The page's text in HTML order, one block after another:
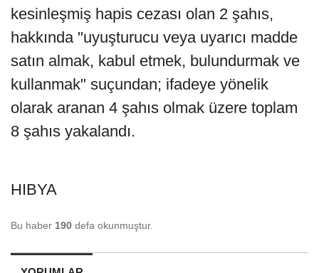
kesinleşmiş hapis cezası olan 2 şahıs,
hakkında "uyuşturucu veya uyarıcı madde
satın almak, kabul etmek, bulundurmak ve
kullanmak" suçundan; ifadeye yönelik
olarak aranan 4 şahıs olmak üzere toplam
8 şahıs yakalandı.
HIBYA
Bu haber 190 defa okunmuştur.